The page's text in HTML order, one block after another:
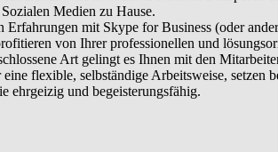
Medien zu Hause.
Erfahrungen mit Skype for Business (oder
von Ihrer professionellen und
Art gelingt es Ihnen mit den
eine flexible, selbständige Arbeitsweise, setzen
ehrgeizig und begeisterungsfähig.